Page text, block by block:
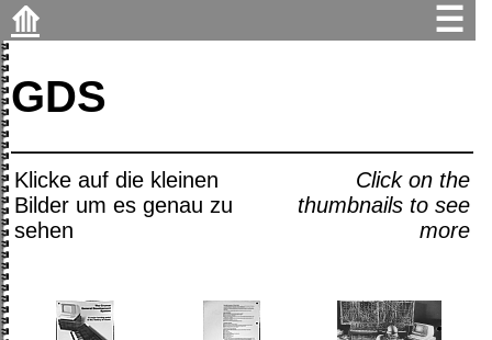
⟰ ☰
GDS
Klicke auf die kleinen
Bilder um es genau zu
sehen
Click on the
thumbnails to see
more